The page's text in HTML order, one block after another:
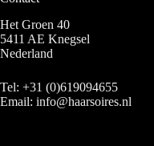
Het Groen 40
5411 AE Knegsel
Nederland
Tel: +31 (0)619094655
Email: info@haarsoires.nl